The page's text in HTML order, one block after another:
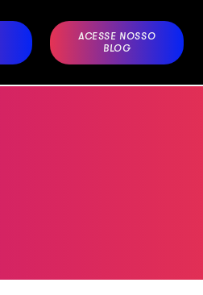
ACESSE NOSSO
BLOG